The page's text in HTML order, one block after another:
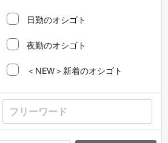
日勤のオシゴト
夜勤のオシゴト
＜NEW＞新着のオシゴト